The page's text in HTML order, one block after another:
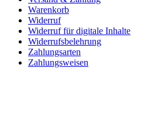
Warenkorb
Widerruf
Widerruf für digitale Inhalte
Widerrufsbelehrung
Zahlungsarten
Zahlungsweisen